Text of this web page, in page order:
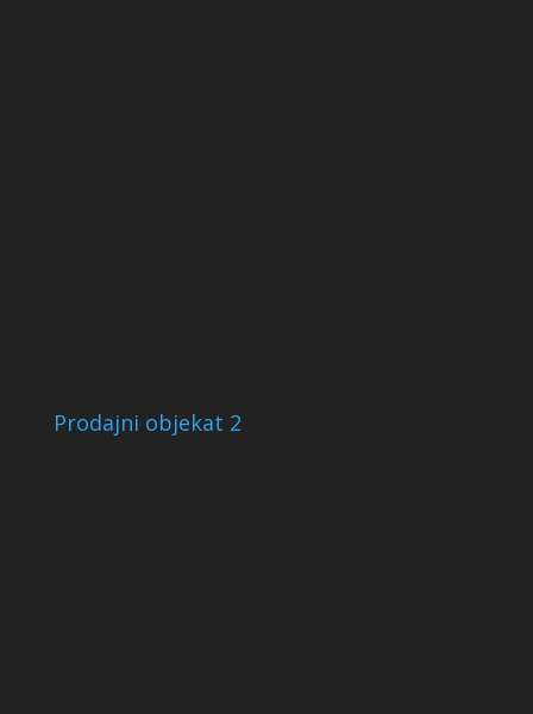
Prodajni objekat 2